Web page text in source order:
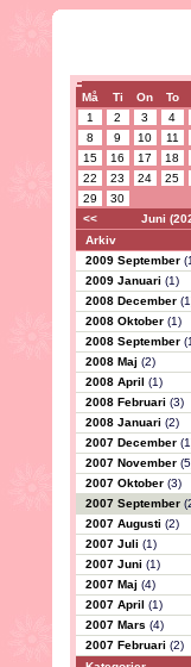
Må Ti On To
1
2 3 4
8
9 10 11
15
16 17 18
22
23 24 25
29
30
<<
Juni
Arkiv
2009 September
2009 Januari (1)
2008 December
2008 Oktober (1)
2008 September
2008 Maj (2)
2008 April (1)
2008 Februari (3)
2008 Januari (2)
2007 December
2007 November
2007 Oktober (3)
2007 September
2007 Augusti (2)
2007 Juli (1)
2007 Juni (1)
2007 Maj (4)
2007 April (1)
2007 Mars (4)
2007 Februari (2)